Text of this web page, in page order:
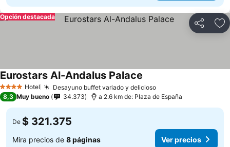
Compartir
Opción destacada
4 EstrellasHotel Desayuno buffet variado y delicioso
Eurostars Al-Andalus Palace
8,3 Muy bueno 34.373 a 2.6 km de: Plaza de España
De $ 321.375
Mira precios de 8 páginas Ver precios